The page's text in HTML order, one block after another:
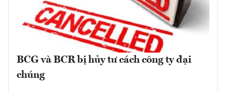
BCG và BCR bị hủy tư cách công ty đại
chúng